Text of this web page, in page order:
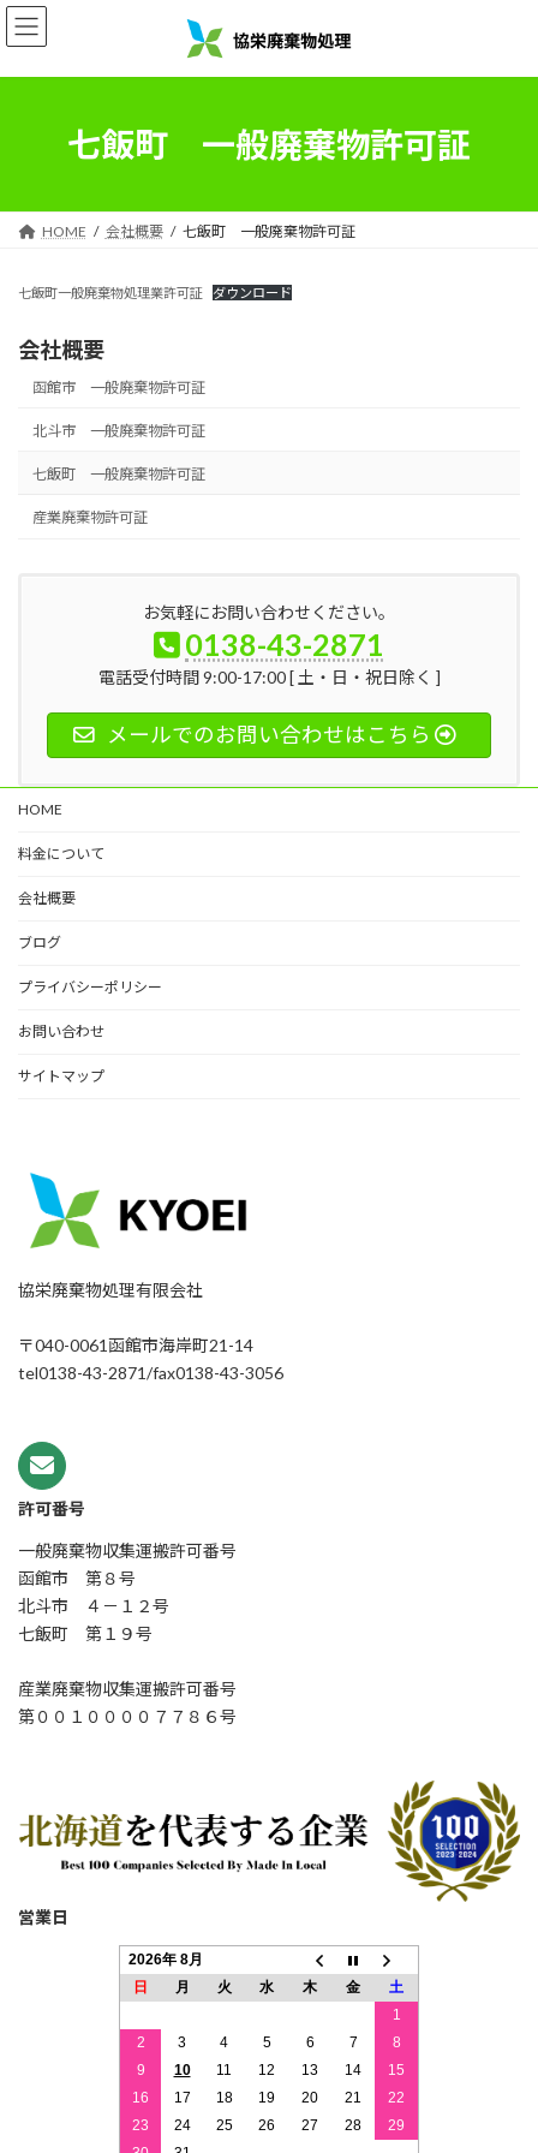
コ
ン
ン
ナ
ビ
ー
七飯町 一般廃棄物許可証
HOME 会社概要 七飯町 一般廃棄物許可証
七飯町一般廃棄物処理業許可証 ダウンロード
会社概要
函館市 一般廃棄物許可証
北斗市 一般廃棄物許可証
七飯町 一般廃棄物許可証
産業廃棄物許可証
お気軽にお問い合わせください。
0138-43-2871
電話受付時間 9:00-17:00 [ 土・日・祝日除く ]
メールでのお問い合わせはこちら
HOME
料金について
会社概要
ブログ
プライバシーポリシー
お問い合わせ
サイトマップ
協栄廃棄物処理有限会社
〒040-0061函館市海岸町21-14
tel0138-43-2871/fax0138-43-3056
許可番号
一般廃棄物収集運搬許可番号
函館市 第８号
北斗市 ４－１２号
七飯町 第１９号
産業廃棄物収集運搬許可番号
第００１００００７７８６号
営業日
2026年 8月
日
月 火 水 木 金
土
1
2
3 4 5 6 7
8
9
10 11 12 13 14
15
16
17 18 19 20 21
22
23
24 25 26 27 28
29